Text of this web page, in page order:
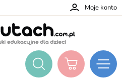
Moje konto